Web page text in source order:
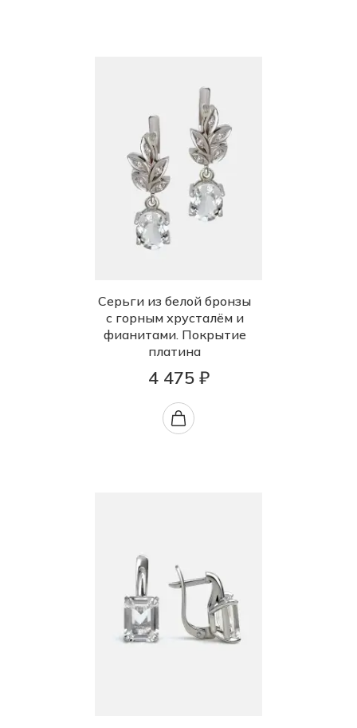
Серьги из белой бронзы
с горным хрусталём и
фианитами. Покрытие
платина
4 475 ₽